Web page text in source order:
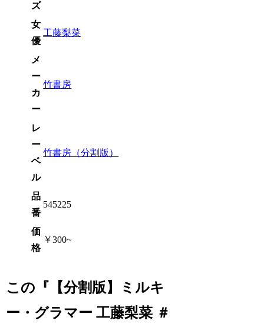
ズ
女
優
工藤梨菜
メ
ー
カ
ー
竹書房
レ
ー
ベ
ル
竹書房（分割版）
品
番
545225
価
格
￥300~
この『【分割版】ミルキ
ー・グラマー 工藤梨菜 ＃